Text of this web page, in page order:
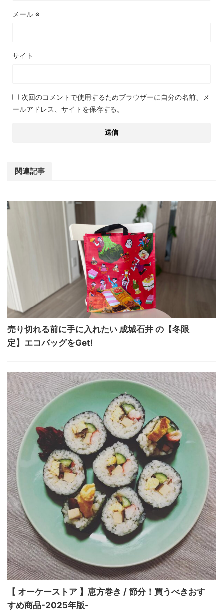
メール ※
サイト
次回のコメントで使用するためブラウザーに自分の名前、メ
ールアドレス、サイトを保存する。
関連記事
売り切れる前に手に入れたい 成城石井 の【冬限
定】エコバッグをGet!
【 オーケーストア 】恵方巻き / 節分！買うべきおす
すめ商品-2025年版-